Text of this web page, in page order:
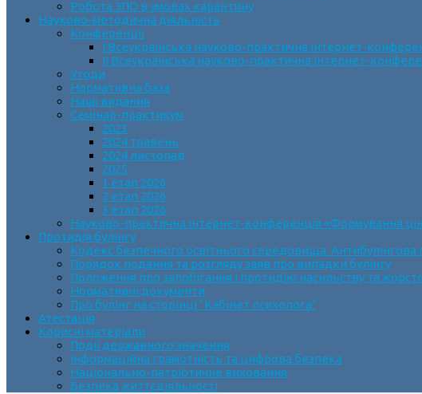
Робота ЗПО в умовах карантину
Науково-методична діяльність
Конференції
І Всеукраїнська науково-практична інтернет-
ІІ Всеукраїнська науково-практична інтернет-
Угоди
Нормативна база
Наші видання
Семінар-практикум
2023
2024 травень
2024 листопад
2025
1 етап 2026
2 етап 2026
3 етап 2026
Науково-практична інтернет-конференція «Формування
Протидія булінгу
Кодекс безпечного освітнього середовища. Антибулінгова
Порядок подання та розгляду заяв про випадки булінгу
Положення про запобігання і протидію насильству та
Нормативні документи
Про булінг на сторінці “Кабінет психолога”
Атестація
Корисні матеріали
Події державного значення
Інформаційна грамотність та цифрова безпека
Національно-патріотичне виховання
Безпека життєдіяльності